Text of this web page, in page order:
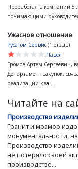
Проработал в компании 5
понимающими
Ужасное отношение
Русатом Сервис (1 отзыв)
star
star
star
star
star
Павел
Громов Артем Сергеевич,
Департамент закупок,
реализации ква...
Читайте на
Производство
Гранит и мрамор
монументальности,
Производство
не потеряло своей
производстве...